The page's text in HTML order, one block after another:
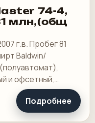
74-4,
млн,(общ
г.в. Пробег 81
Baldwin/
и офсетный,
-PM74 - краски и.
Подробнее